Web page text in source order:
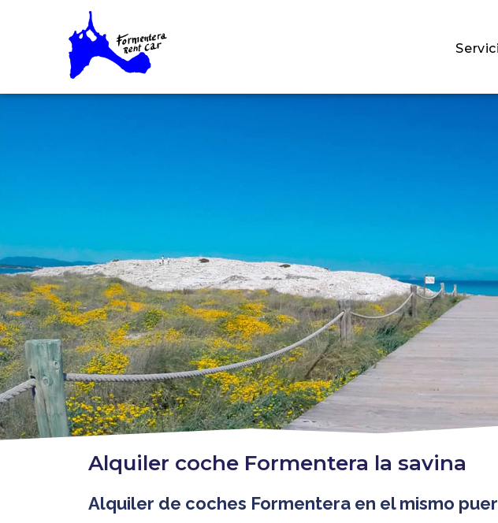
Alquiler coche Formentera la savina
Alquiler de coches Formentera en el mismo